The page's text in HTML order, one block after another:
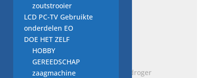
€3,00
deur haak T.Nr. 369641
€5,00
zoutstrooier
LCD PC-TV Gebruikte
onderdelen EO
DOE HET ZELF
HOBBY
GEREEDSCHAP
zaagmachine